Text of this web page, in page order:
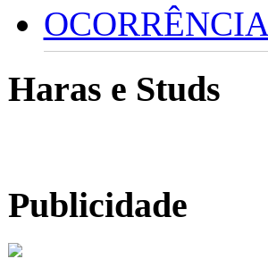
Haras e Studs
Publicidade